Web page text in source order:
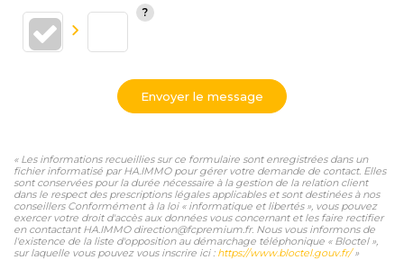
Envoyer le message
« Les informations recueillies sur ce formulaire sont enregistrées dans un
fichier informatisé par HA.IMMO pour gérer votre demande de contact. Elles
sont conservées pour la durée nécessaire à la gestion de la relation client
dans le respect des prescriptions légales applicables et sont destinées à nos
conseillers Conformément à la loi « informatique et libertés », vous pouvez
exercer votre droit d'accès aux données vous concernant et les faire rectifier
en contactant HA.IMMO direction@fcpremium.fr. Nous vous informons de
l'existence de la liste d'opposition au démarchage téléphonique « Bloctel »,
sur laquelle vous pouvez vous inscrire ici : https://www.bloctel.gouv.fr/»